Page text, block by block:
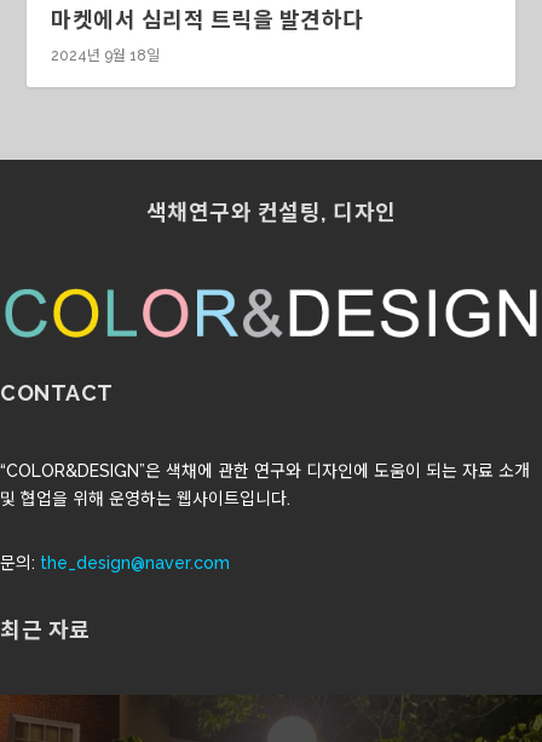
마켓에서 심리적 트릭을 발견하다
2024년 9월 18일
색채연구와 컨설팅, 디자인
CONTACT
“COLOR&DESIGN”은 색채에 관한 연구와 디자인에 도움이 되는 자료 소개
및 협업을 위해 운영하는 웹사이트입니다.
문의: the_design@naver.com
최근 자료